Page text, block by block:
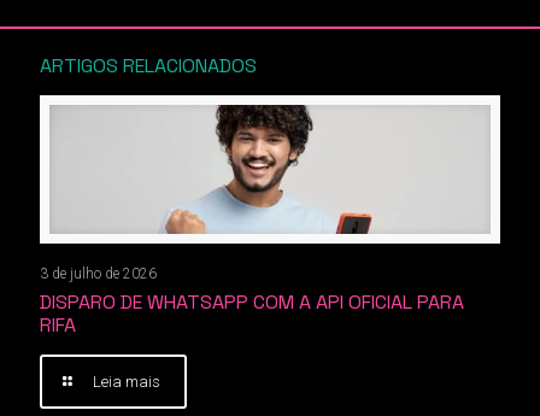
ARTIGOS RELACIONADOS
3 de julho de 2026
DISPARO DE WHATSAPP COM A API OFICIAL PARA
RIFA
Leia mais